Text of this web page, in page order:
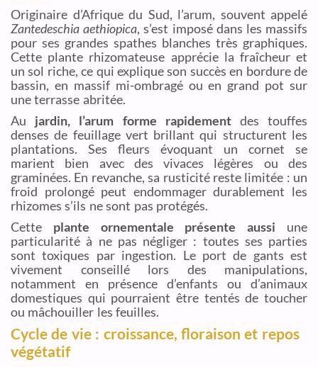
Originaire d’Afrique du Sud, l’arum, souvent appelé
Zantedeschia aethiopica, s’est imposé dans les massifs
pour ses grandes spathes blanches très graphiques.
Cette plante rhizomateuse apprécie la fraîcheur et
un sol riche, ce qui explique son succès en bordure de
bassin, en massif mi-ombragé ou en grand pot sur
une terrasse abritée.
Au jardin, l’arum forme rapidementdes touffes
denses de feuillage vert brillant qui structurent les
plantations. Ses fleurs évoquant un cornet se
marient bien avec des vivaces légères ou des
graminées. En revanche, sa rusticité reste limitée : un
froid prolongé peut endommager durablement les
rhizomes s’ils ne sont pas protégés.
Cette plante ornementale présente aussi une
particularité à ne pas négliger : toutes ses parties
sont toxiques par ingestion. Le port de gants est
vivement conseillé lors des manipulations,
notamment en présence d’enfants ou d’animaux
domestiques qui pourraient être tentés de toucher
ou mâchouiller les feuilles.
Cycle de vie : croissance, floraison et repos
végétatif